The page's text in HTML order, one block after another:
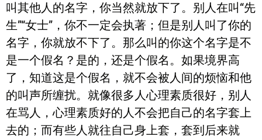
叫其他人的名字，你当然就放下了。别人在叫“先
生”“女士”，你不一定会执著；但是别人叫了你的
名字，你就放不下了。那么叫的你这个名字是不
是一个假名？是的，还是个假名。如果境界高
了，知道这是个假名，就不会被人间的烦恼和他
的叫声所缠扰。就像很多人心理素质很好，别人
在骂人，心理素质好的人不会把自己的名字套上
去的；而有些人就往自己身上套，套到后来就